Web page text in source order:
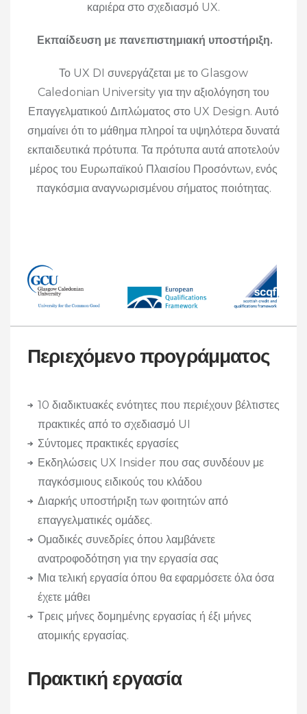
καριέρα στο σχεδιασμό UX.
Εκπαίδευση με πανεπιστημιακή υποστήριξη.
Το UX DI συνεργάζεται με το Glasgow
Caledonian University για την αξιολόγηση του
Επαγγελματικού Διπλώματος στο UX Design. Αυτό
σημαίνει ότι το μάθημα πληροί τα υψηλότερα δυνατά
εκπαιδευτικά πρότυπα. Τα πρότυπα αυτά αποτελούν
μέρος του Ευρωπαϊκού Πλαισίου Προσόντων, ενός
παγκόσμια αναγνωρισμένου σήματος ποιότητας.
Περιεχόμενο προγράμματος
10 διαδικτυακές ενότητες που περιέχουν βέλτιστες
πρακτικές από το σχεδιασμό UI
Σύντομες πρακτικές εργασίες
Εκδηλώσεις UX Insider που σας συνδέουν με
παγκόσμιους ειδικούς του κλάδου
Διαρκής υποστήριξη των φοιτητών από
επαγγελματικές ομάδες.
Ομαδικές συνεδρίες όπου λαμβάνετε
ανατροφοδότηση για την εργασία σας
Μια τελική εργασία όπου θα εφαρμόσετε όλα όσα
έχετε μάθει
Τρεις μήνες δομημένης εργασίας ή έξι μήνες
ατομικής εργασίας.
Πρακτική εργασία